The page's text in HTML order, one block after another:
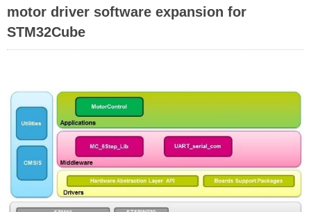
motor driver software expansion for
STM32Cube